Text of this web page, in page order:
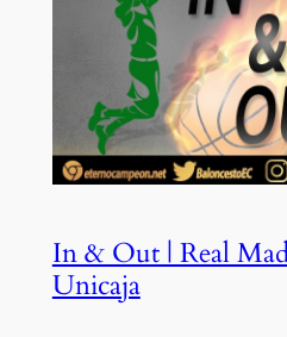
In & Out | Real
Unicaja